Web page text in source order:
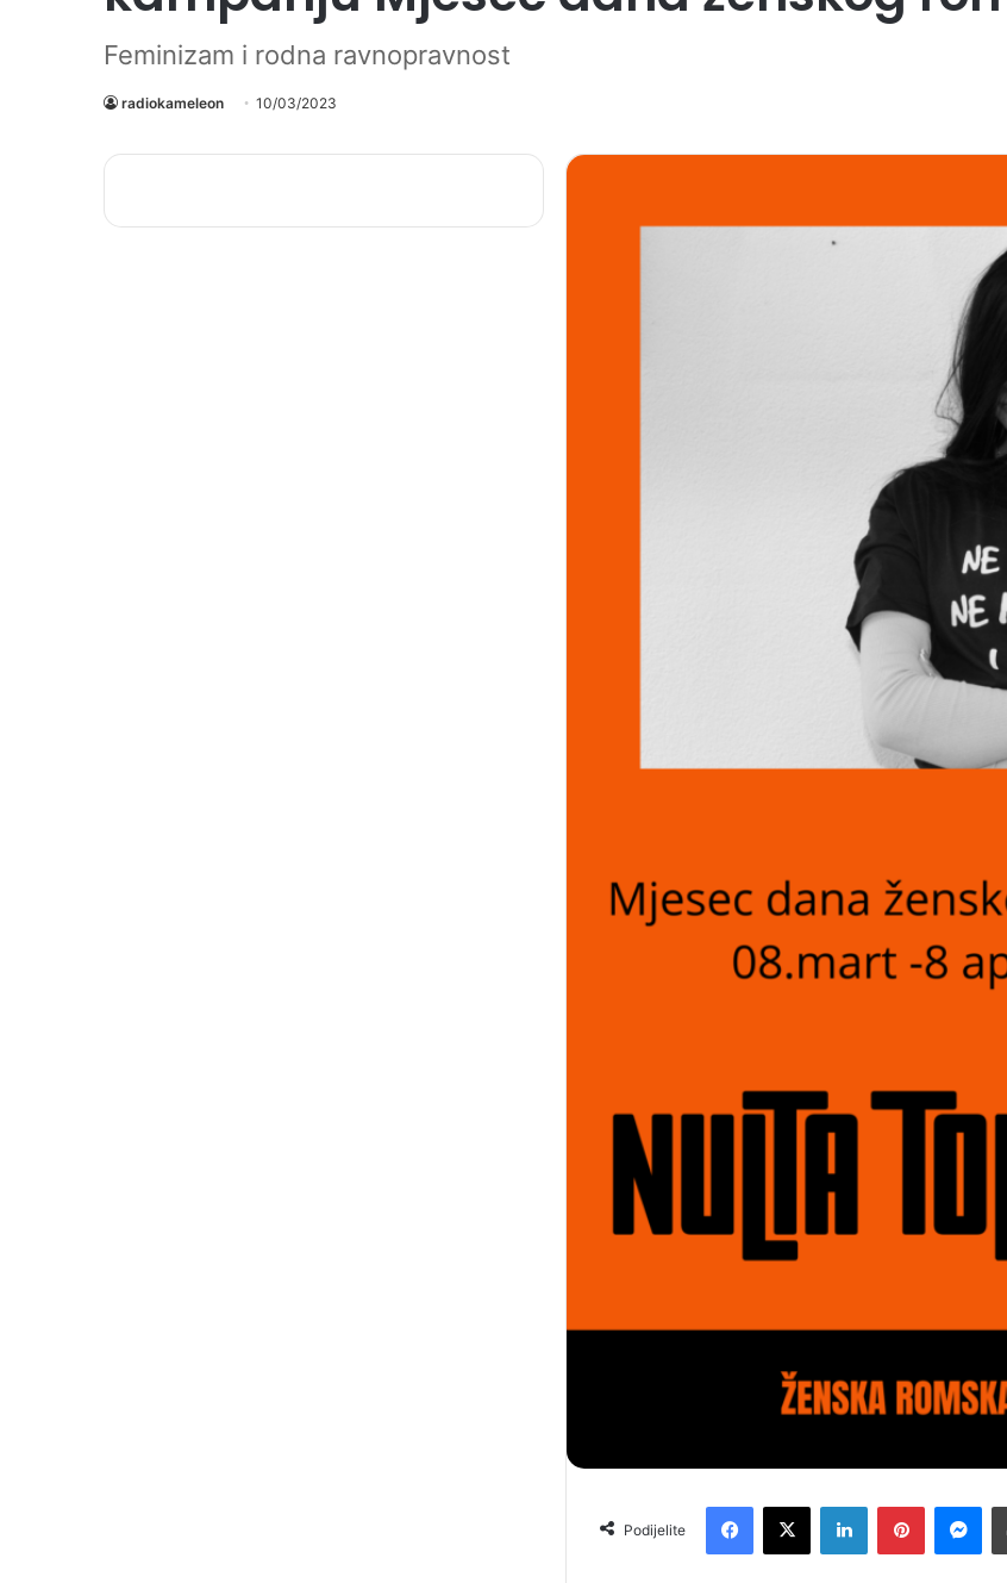
Feminizam i rodna ravnopravnost
radiokameleon 10/03/2023
Podijelite